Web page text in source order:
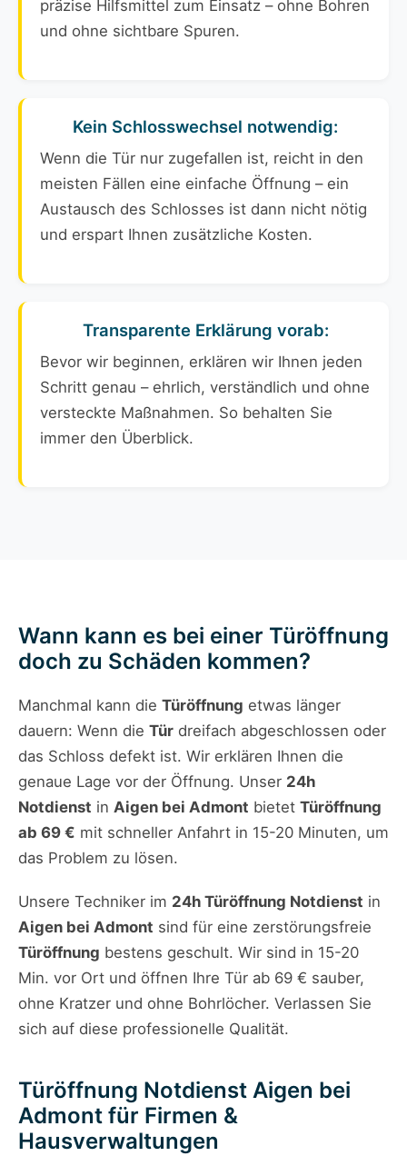
präzise Hilfsmittel zum Einsatz – ohne Bohren
und ohne sichtbare Spuren.
Kein Schlosswechsel notwendig:
Wenn die Tür nur zugefallen ist, reicht in den
meisten Fällen eine einfache Öffnung – ein
Austausch des Schlosses ist dann nicht nötig
und erspart Ihnen zusätzliche Kosten.
Transparente Erklärung vorab:
Bevor wir beginnen, erklären wir Ihnen jeden
Schritt genau – ehrlich, verständlich und ohne
versteckte Maßnahmen. So behalten Sie
immer den Überblick.
Wann kann es bei einer Türöffnung
doch zu Schäden kommen?
Manchmal kann die Türöffnung etwas länger
dauern: Wenn die Tür dreifach abgeschlossen oder
das Schloss defekt ist. Wir erklären Ihnen die
genaue Lage vor der Öffnung. Unser 24h
Notdienst in Aigen bei Admont bietet Türöffnung
ab 69 € mit schneller Anfahrt in 15-20 Minuten, um
das Problem zu lösen.
Unsere Techniker im 24h Türöffnung Notdienst in
Aigen bei Admont sind für eine zerstörungsfreie
Türöffnung bestens geschult. Wir sind in 15-20
Min. vor Ort und öffnen Ihre Tür ab 69 € sauber,
ohne Kratzer und ohne Bohrlöcher. Verlassen Sie
sich auf diese professionelle Qualität.
Türöffnung Notdienst Aigen bei
Admont für Firmen &
Hausverwaltungen